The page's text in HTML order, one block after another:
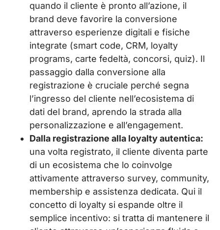
quando il cliente è pronto all’azione, il
brand deve favorire la conversione
attraverso esperienze digitali e fisiche
integrate (smart code, CRM, loyalty
programs, carte fedeltà, concorsi, quiz). Il
passaggio dalla conversione alla
registrazione è cruciale perché segna
l’ingresso del cliente nell’ecosistema di
dati del brand, aprendo la strada alla
personalizzazione e all’engagement.
Dalla registrazione alla loyalty autentica:
una volta registrato, il cliente diventa parte
di un ecosistema che lo coinvolge
attivamente attraverso survey, community,
membership e assistenza dedicata. Qui il
concetto di loyalty si espande oltre il
semplice incentivo: si tratta di mantenere il